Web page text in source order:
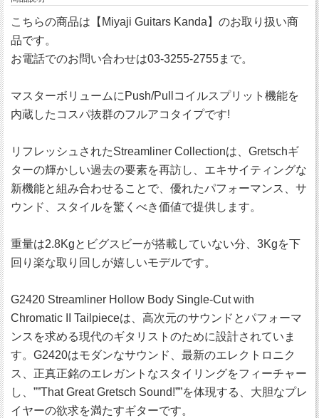
こちらの商品は【Miyaji Guitars Kanda】のお取り扱い商
品です。
お電話でのお問い合わせは03-3255-2755まで。
マスターボリュームにPush/Pullコイルスプリット機能を
内蔵したコスパ抜群のフルアコタイプです!
リフレッシュされたStreamliner Collectionは、Gretschギ
ターの輝かしい過去の要素を再訪し、エキサイティングな
新機能と組み合わせることで、優れたパフォーマンス、サ
ウンド、スタイルを驚くべき価値で提供します。
重量は2.8Kgとビグスビーが搭載していない分、3Kgを下
回り楽な取り回しが嬉しいモデルです。
G2420 Streamliner Hollow Body Single-Cut with
Chromatic II Tailpieceは、高次元のサウンドとパフォーマ
ンスを求める現代のギタリストのために設計されていま
す。G2420はモダンなサウンド、最新のエレクトロニク
ス、正真正銘のエレガントなスタイリングをフィーチャー
し、””That Great Gretsch Sound!””を体現する、大胆なプレ
イヤーの欲求を満たすギターです。